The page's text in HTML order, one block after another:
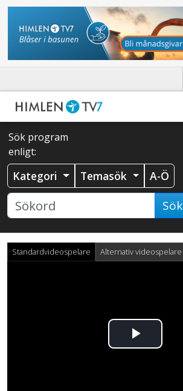
Sök program
enligt:
Kategori Temasök A-Ö
Sök
Standardvideospelare Alternativ videospelare
Spela